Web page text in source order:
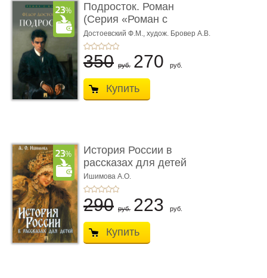
Подросток. Роман
(Серия «Роман с
книгой»)
Достоевский Ф.М., худож. Бровер А.В.
350 руб. 270 руб.
Купить
История России в
рассказах для детей
Ишимова А.О.
290 руб. 223 руб.
Купить